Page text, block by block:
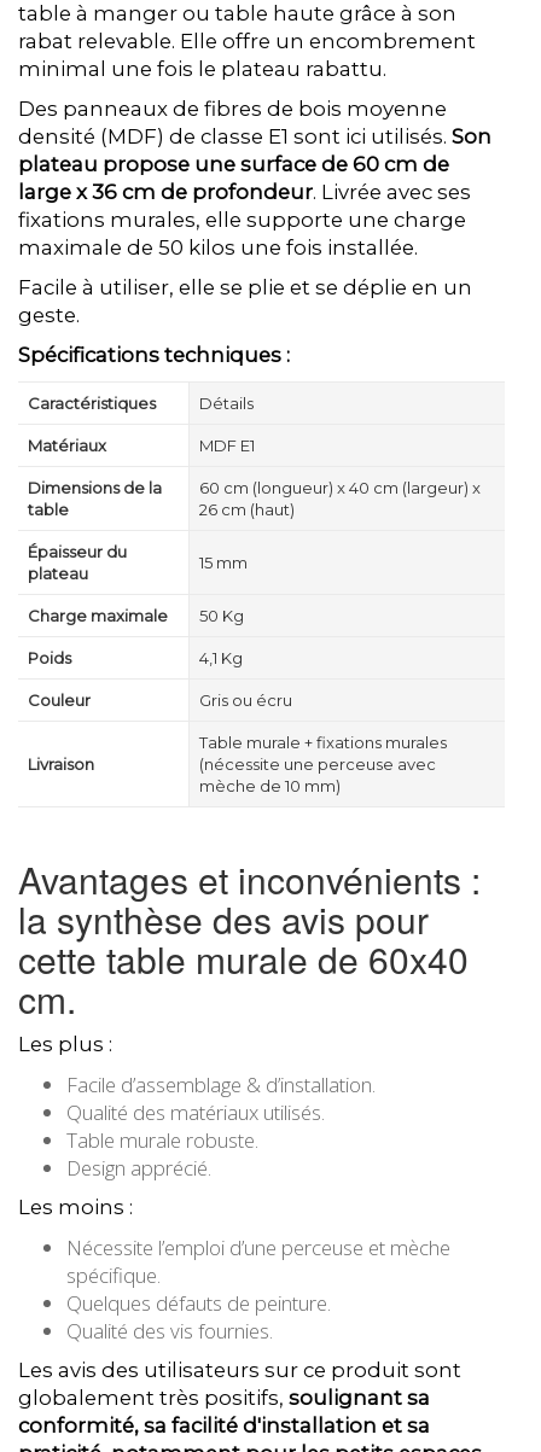
table à manger ou table haute grâce à son
rabat relevable. Elle offre un encombrement
minimal une fois le plateau rabattu.
Des panneaux de fibres de bois moyenne
densité (MDF) de classe E1 sont ici utilisés. Son
plateau propose une surface de 60 cm de
large x 36 cm de profondeur. Livrée avec ses
fixations murales, elle supporte une charge
maximale de 50 kilos une fois installée.
Facile à utiliser, elle se plie et se déplie en un
geste.
Spécifications techniques :
Caractéristiques Détails
Matériaux MDF E1
Dimensions de la
table
60 cm (longueur) x 40 cm (largeur) x
26 cm (haut)
Épaisseur du
plateau
15 mm
Charge maximale 50 Kg
Poids 4,1 Kg
Couleur Gris ou écru
Livraison
Table murale + fixations murales
(nécessite une perceuse avec
mèche de 10 mm)
Avantages et inconvénients :
la synthèse des avis pour
cette table murale de 60x40
cm.
Les plus :
Facile d’assemblage & d’installation.
Qualité des matériaux utilisés.
Table murale robuste.
Design apprécié.
Les moins :
Nécessite l’emploi d’une perceuse et mèche
spécifique.
Quelques défauts de peinture.
Qualité des vis fournies.
Les avis des utilisateurs sur ce produit sont
globalement très positifs, soulignant sa
conformité, sa facilité d'installation et sa